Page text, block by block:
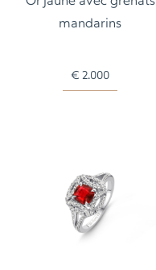
mandarins
€ 2.000